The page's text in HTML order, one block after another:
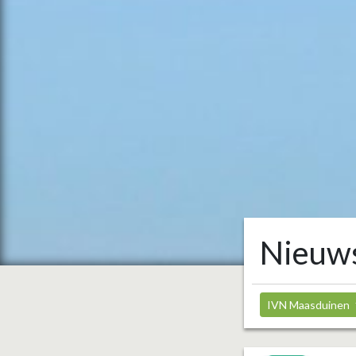
IVN Maasduinen